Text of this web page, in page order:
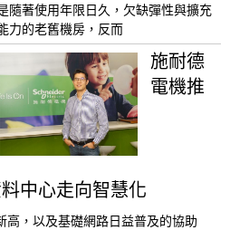
隨著使用年限日久，欠缺彈性與擴充
力的老舊機房，反而
施耐德
電機推
中心走向智慧化
高，以及基礎網路日益普及的協助